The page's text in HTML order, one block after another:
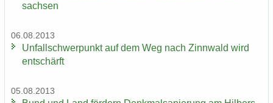
sach­sen
06.08.2013
Un­fall­schwer­punkt auf dem Weg nach Zinn­wald wird
ent­schärft
05.08.2013